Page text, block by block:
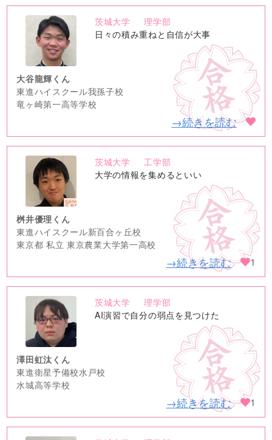
no
image
茨城大学
理学部
日々の積み重ねと自信が大事
大谷龍輝くん
東進ハイスクール我孫子校
竜ヶ崎第一高等学校
→続きを読む
no
image
茨城大学
工学部
大学の情報を集めるといい
桝井優理くん
東進ハイスクール新百合ヶ丘校
東京都 私立 東京農業大学第一高校
→続きを読む 1
no
image
茨城大学
理学部
AI演習で自分の弱点を見つけた
澤田虹汰くん
東進衛星予備校水戸校
水城高等学校
→続きを読む 1